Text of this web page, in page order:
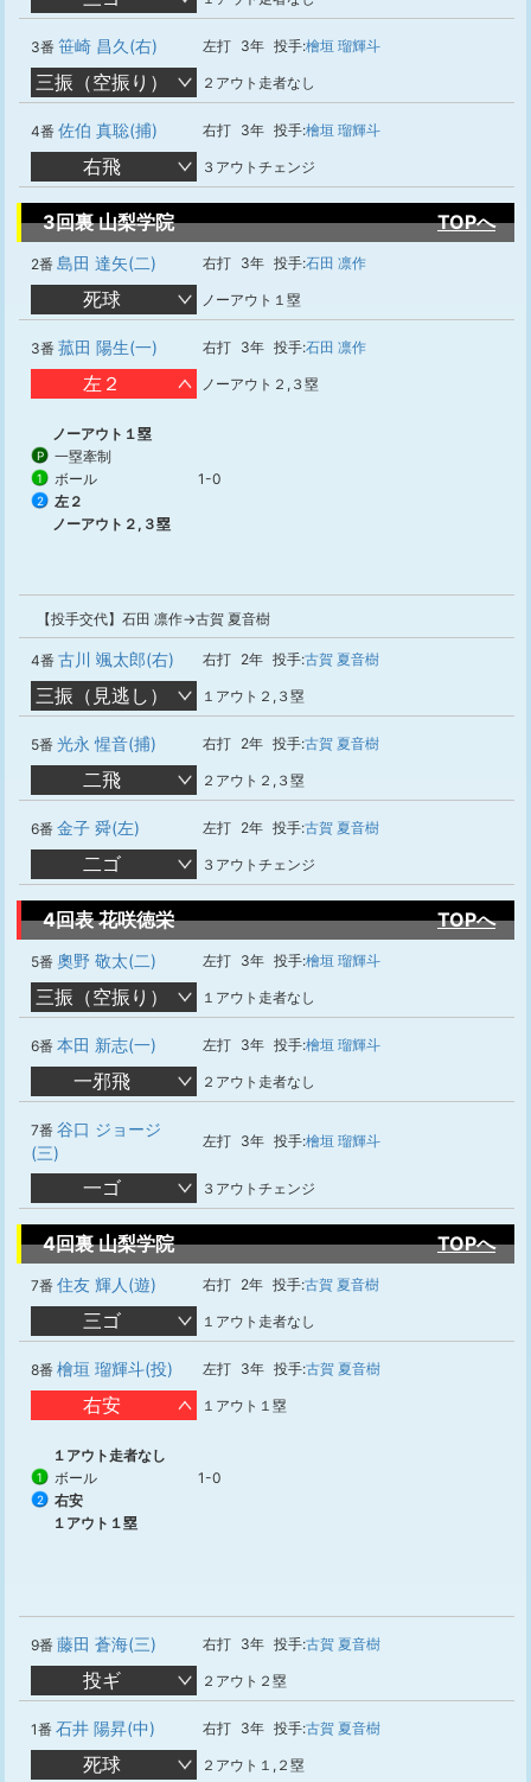
3番 笹崎 昌久(右) 左打 3年 投手:檜垣 瑠輝斗
三振（空振り） ２アウト走者なし
4番 佐伯 真聡(捕) 右打 3年 投手:檜垣 瑠輝斗
右飛 ３アウトチェンジ
3回裏 山梨学院 TOPへ
2番 島田 達矢(二) 右打 3年 投手:石田 凛作
死球 ノーアウト１塁
3番 菰田 陽生(一) 右打 3年 投手:石田 凛作
左２ ノーアウト２,３塁
ノーアウト１塁
P 一塁牽制
1 ボール 1-0
2
左２
ノーアウト２,３塁
【投手交代】石田 凛作→古賀 夏音樹
4番 古川 颯太郎(右) 右打 2年 投手:古賀 夏音樹
三振（見逃し） １アウト２,３塁
5番 光永 惺音(捕) 右打 2年 投手:古賀 夏音樹
二飛 ２アウト２,３塁
6番 金子 舜(左) 左打 2年 投手:古賀 夏音樹
二ゴ ３アウトチェンジ
4回表 花咲徳栄 TOPへ
5番 奧野 敬太(二) 左打 3年 投手:檜垣 瑠輝斗
三振（空振り） １アウト走者なし
6番 本田 新志(一) 左打 3年 投手:檜垣 瑠輝斗
一邪飛 ２アウト走者なし
7番 谷口 ジョージ
(三)
左打 3年 投手:檜垣 瑠輝斗
一ゴ ３アウトチェンジ
4回裏 山梨学院 TOPへ
7番 住友 輝人(遊) 右打 2年 投手:古賀 夏音樹
三ゴ １アウト走者なし
8番 檜垣 瑠輝斗(投) 左打 3年 投手:古賀 夏音樹
右安 １アウト１塁
１アウト走者なし
1 ボール 1-0
2
右安
１アウト１塁
9番 藤田 蒼海(三) 右打 3年 投手:古賀 夏音樹
投ギ ２アウト２塁
1番 石井 陽昇(中) 右打 3年 投手:古賀 夏音樹
死球 ２アウト１,２塁